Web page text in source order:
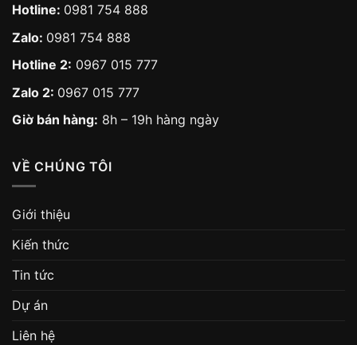
Hotline: 0981 754 888
Zalo: 0981 754 888
Hotline 2: 0967 015 777
Zalo 2: 0967 015 777
Giờ bán hàng: 8h – 19h hàng ngày
VỀ CHÚNG TÔI
Giới thiệu
Kiến thức
Tin tức
Dự án
Liên hệ